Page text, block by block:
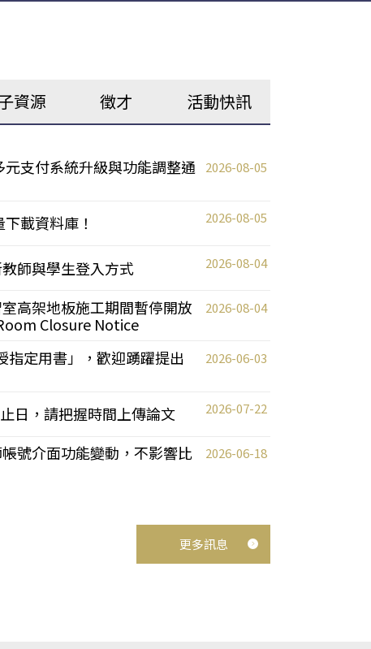
資源 徵才 活動快訊
元支付系統升級與功能調整通
2026-08-05
載資料庫！ 2026-08-05
師與學生登入方式 2026-08-04
高架地板施工期間暫停開放
Closure Notice
2026-08-04
指定用書」，歡迎踴躍提出
2026-06-03
日，請把握時間上傳論文 2026-07-22
號介面功能變動，不影響比
2026-06-18
更多訊息